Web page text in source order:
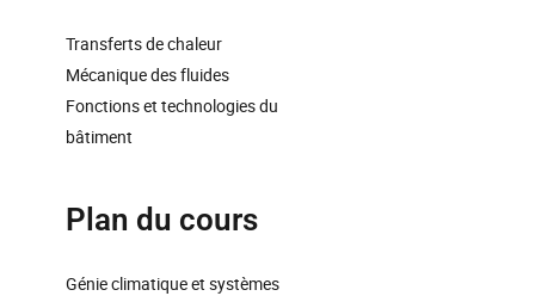
Transferts de chaleur
Mécanique des fluides
Fonctions et technologies du
bâtiment
Plan du cours
Génie climatique et systèmes